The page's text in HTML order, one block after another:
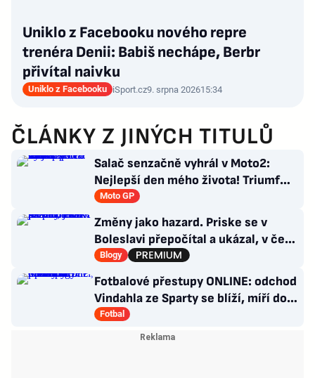
Uniklo z Facebooku nového repre
trenéra Denii: Babiš nechápe, Berbr
přivítal naivku
Uniklo z Facebooku iSport.cz9. srpna 202615:34
ČLÁNKY Z JINÝCH TITULŮ
Salač senzačně vyhrál v Moto2:
Nejlepší den mého života! Triumf
pro Česko po 16 letech
Moto GP
Změny jako hazard. Priske se v
Boleslavi přepočítal a ukázal, v čem
je Slavia dál
Blogy
Fotbalové přestupy ONLINE: odchod
Vindahla ze Sparty se blíží, míří do
druhé italské ligy
Fotbal